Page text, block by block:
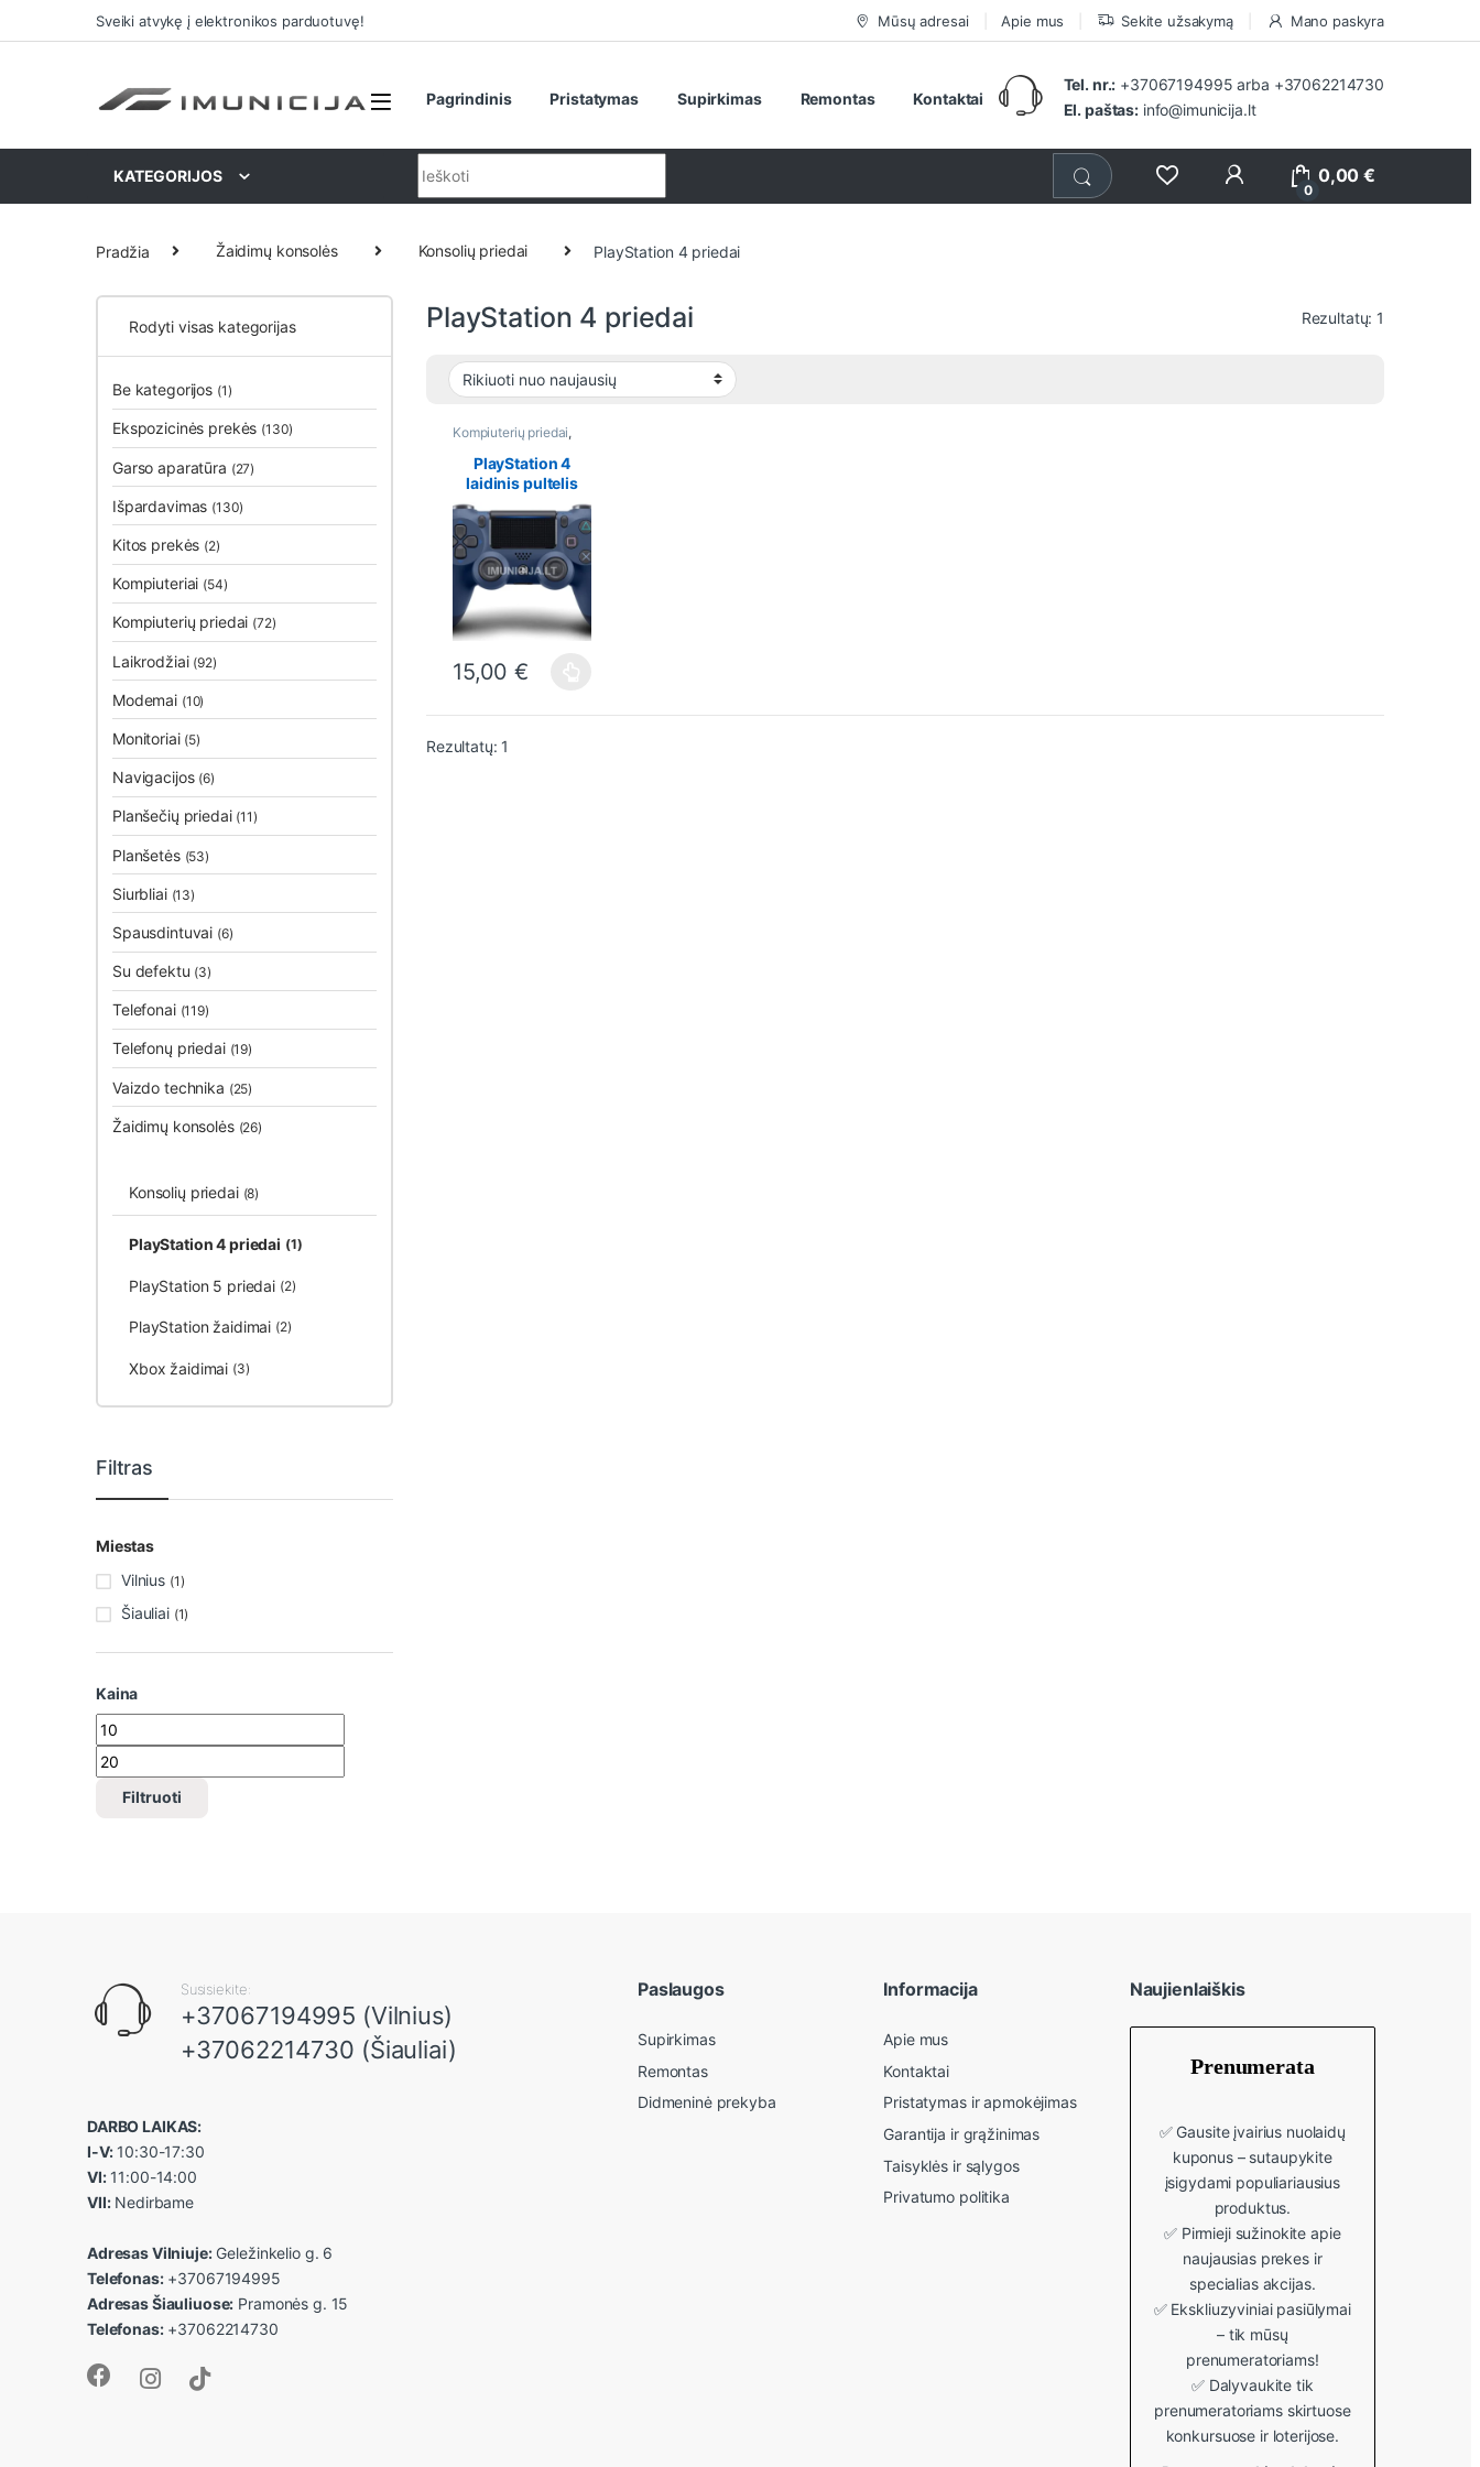
Praleisti ir pereiti prie navigacijos
Pereiti prie turinioSveiki atvykę į elektronikos parduotuvę! Mūsų adresai Apie mus Sekite užsakymą Mano paskyra
Pagrindinis Pristatymas Supirkimas Remontas Kontaktai
Tel. nr.: +37067194995 arba +37062214730
El. paštas: info@imunicija.lt
KATEGORIJOS
0
0,00€
Pradžia Žaidimų konsolės Konsolių priedai PlayStation 4 priedai
PlayStation 4 priedai Rezultatų: 1
Kompiuterių priedai,
Konsolių priedai
PlayStation 4 priedai
PlayStation 4
laidinis pultelis
(neoriginalus)
15,00€
This product has multiple variants. The options may be chosen on the product page
Rezultatų: 1
Rodyti visas kategorijas
Be kategorijos (1)
Ekspozicinės prekės (130)
Garso aparatūra (27)
Išpardavimas (130)
Kitos prekės (2)
Kompiuteriai (54)
Kompiuterių priedai (72)
Laikrodžiai (92)
Modemai (10)
Monitoriai (5)
Navigacijos (6)
Planšečių priedai (11)
Planšetės (53)
Siurbliai (13)
Spausdintuvai (6)
Su defektu (3)
Telefonai (119)
Telefonų priedai (19)
Vaizdo technika (25)
Žaidimų konsolės (26)
Konsolių priedai (8)
PlayStation 4 priedai (1)
PlayStation 5 priedai (2)
PlayStation žaidimai (2)
Xbox žaidimai (3)
Filtras
Miestas
Vilnius (1)
Šiauliai (1)
Kaina
Min kaina
Maks kaina
Filtruoti
Susisiekite:
+37067194995 (Vilnius)
+37062214730 (Šiauliai)
DARBO LAIKAS:
I-V:10:30-17:30
VI:11:00-14:00
VII:Nedirbame
Adresas Vilniuje:Geležinkelio g. 6
Telefonas:+37067194995
Adresas Šiauliuose: Pramonės g. 15
Telefonas:+37062214730
Paslaugos
Supirkimas
Remontas
Didmeninė prekyba
Informacija
Apie mus
Kontaktai
Pristatymas ir apmokėjimas
Garantija ir grąžinimas
Taisyklės ir sąlygos
Privatumo politika
Naujienlaiškis
Prenumerata
✅ Gausite įvairius nuolaidų
kuponus – sutaupykite
įsigydami populiariausius
produktus.
✅ Pirmieji sužinokite apie
naujausias prekes ir
specialias akcijas.
✅ Ekskliuzyviniai pasiūlymai
– tik mūsų
prenumeratoriams!
✅ Dalyvaukite tik
prenumeratoriams skirtuose
konkursuose ir loterijose.